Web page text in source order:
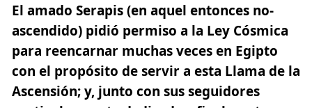
El amado Serapis (en aquel entonces no-
ascendido) pidió permiso a la Ley Cósmica
para reencarnar muchas veces en Egipto
con el propósito de servir a esta Llama de la
Ascensión;y, junto con sus seguidores